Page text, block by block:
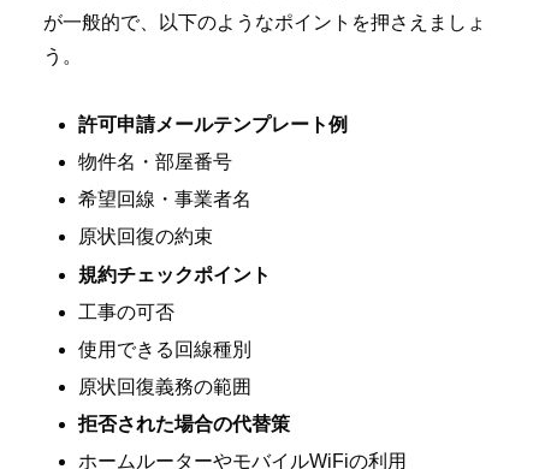
が一般的で、以下のようなポイントを押さえましょ
う。
許可申請メールテンプレート例
物件名・部屋番号
希望回線・事業者名
原状回復の約束
規約チェックポイント
工事の可否
使用できる回線種別
原状回復義務の範囲
拒否された場合の代替策
ホームルーターやモバイルWiFiの利用